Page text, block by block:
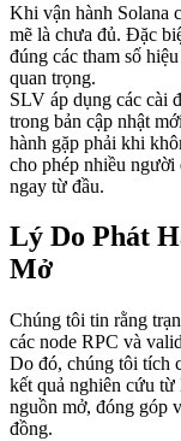
Khi vận hành Solana
mẽ là chưa đủ. Đặc
đúng các tham số
quan trọng.
SLV áp dụng các cài
trong bản cập nhật
hành gặp phải khi
cho phép nhiều người
ngay từ đầu.
Lý Do Phát
Mở
Chúng tôi tin rằng
các node RPC và
Do đó, chúng tôi tích
kết quả nghiên cứu
nguồn mở, đóng góp
đồng.